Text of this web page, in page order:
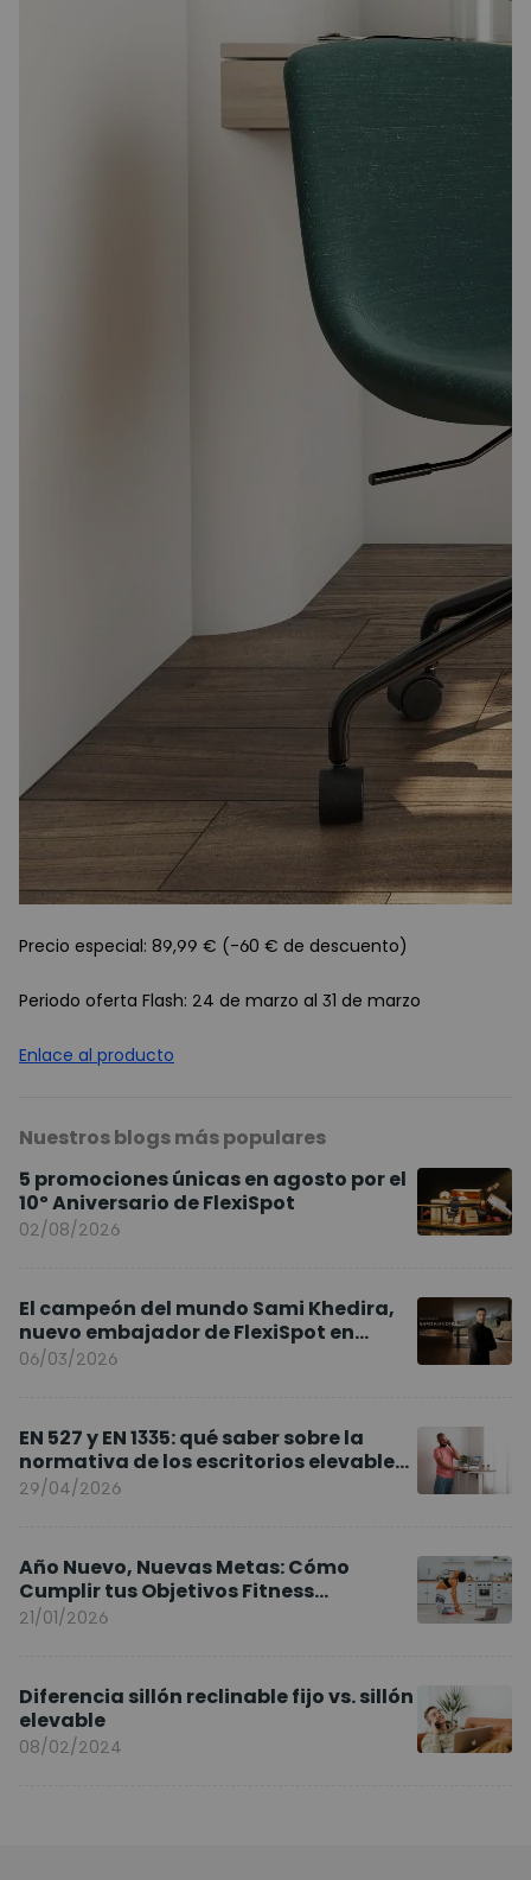
Precio especial: 89,99 € (-60 € de descuento)
Periodo oferta Flash: 24 de marzo al 31 de marzo
Enlace al producto
Nuestros blogs más populares
5 promociones únicas en agosto por el
10º Aniversario de FlexiSpot
02/08/2026
El campeón del mundo Sami Khedira,
nuevo embajador de FlexiSpot en
Europa
06/03/2026
EN 527 y EN 1335: qué saber sobre la
normativa de los escritorios elevables
y sillas ergonómicas
29/04/2026
Año Nuevo, Nuevas Metas: Cómo
Cumplir tus Objetivos Fitness
Entrenando en Casa
21/01/2026
Diferencia sillón reclinable fijo vs. sillón
elevable
08/02/2024